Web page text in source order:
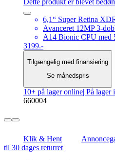
6,1“ Super Retina
Avanceret 12MP 3-
A14 Bionic CPU med
3199.-
Tilgængelig med finansiering
Se månedspris
10+ på lager online| På lager
660004
Klik & Hent
til 30 dages returret